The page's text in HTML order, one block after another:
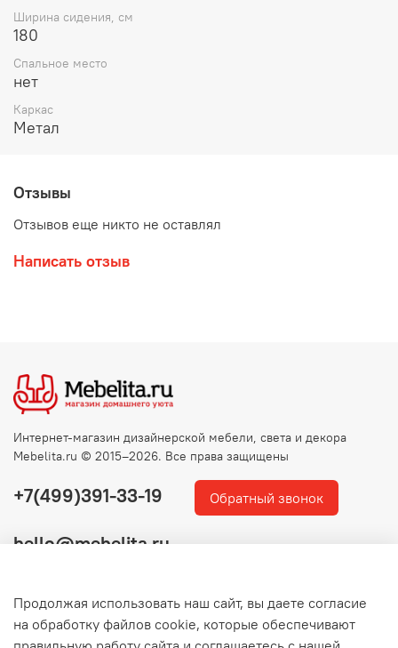
Ширина сидения, см
180
Спальное место
нет
Каркас
Метал
Отзывы
Отзывов еще никто не оставлял
Написать отзыв
+7(499)391-33-19 Обратный звонок
hello@mebelita.ru
Интернет-магазин дизайнерской мебели, света и декора
Mebelita.ru © 2015–2026. Все права защищены
Продолжая использовать наш сайт, вы даете согласие
на обработку файлов cookie, которые обеспечивают